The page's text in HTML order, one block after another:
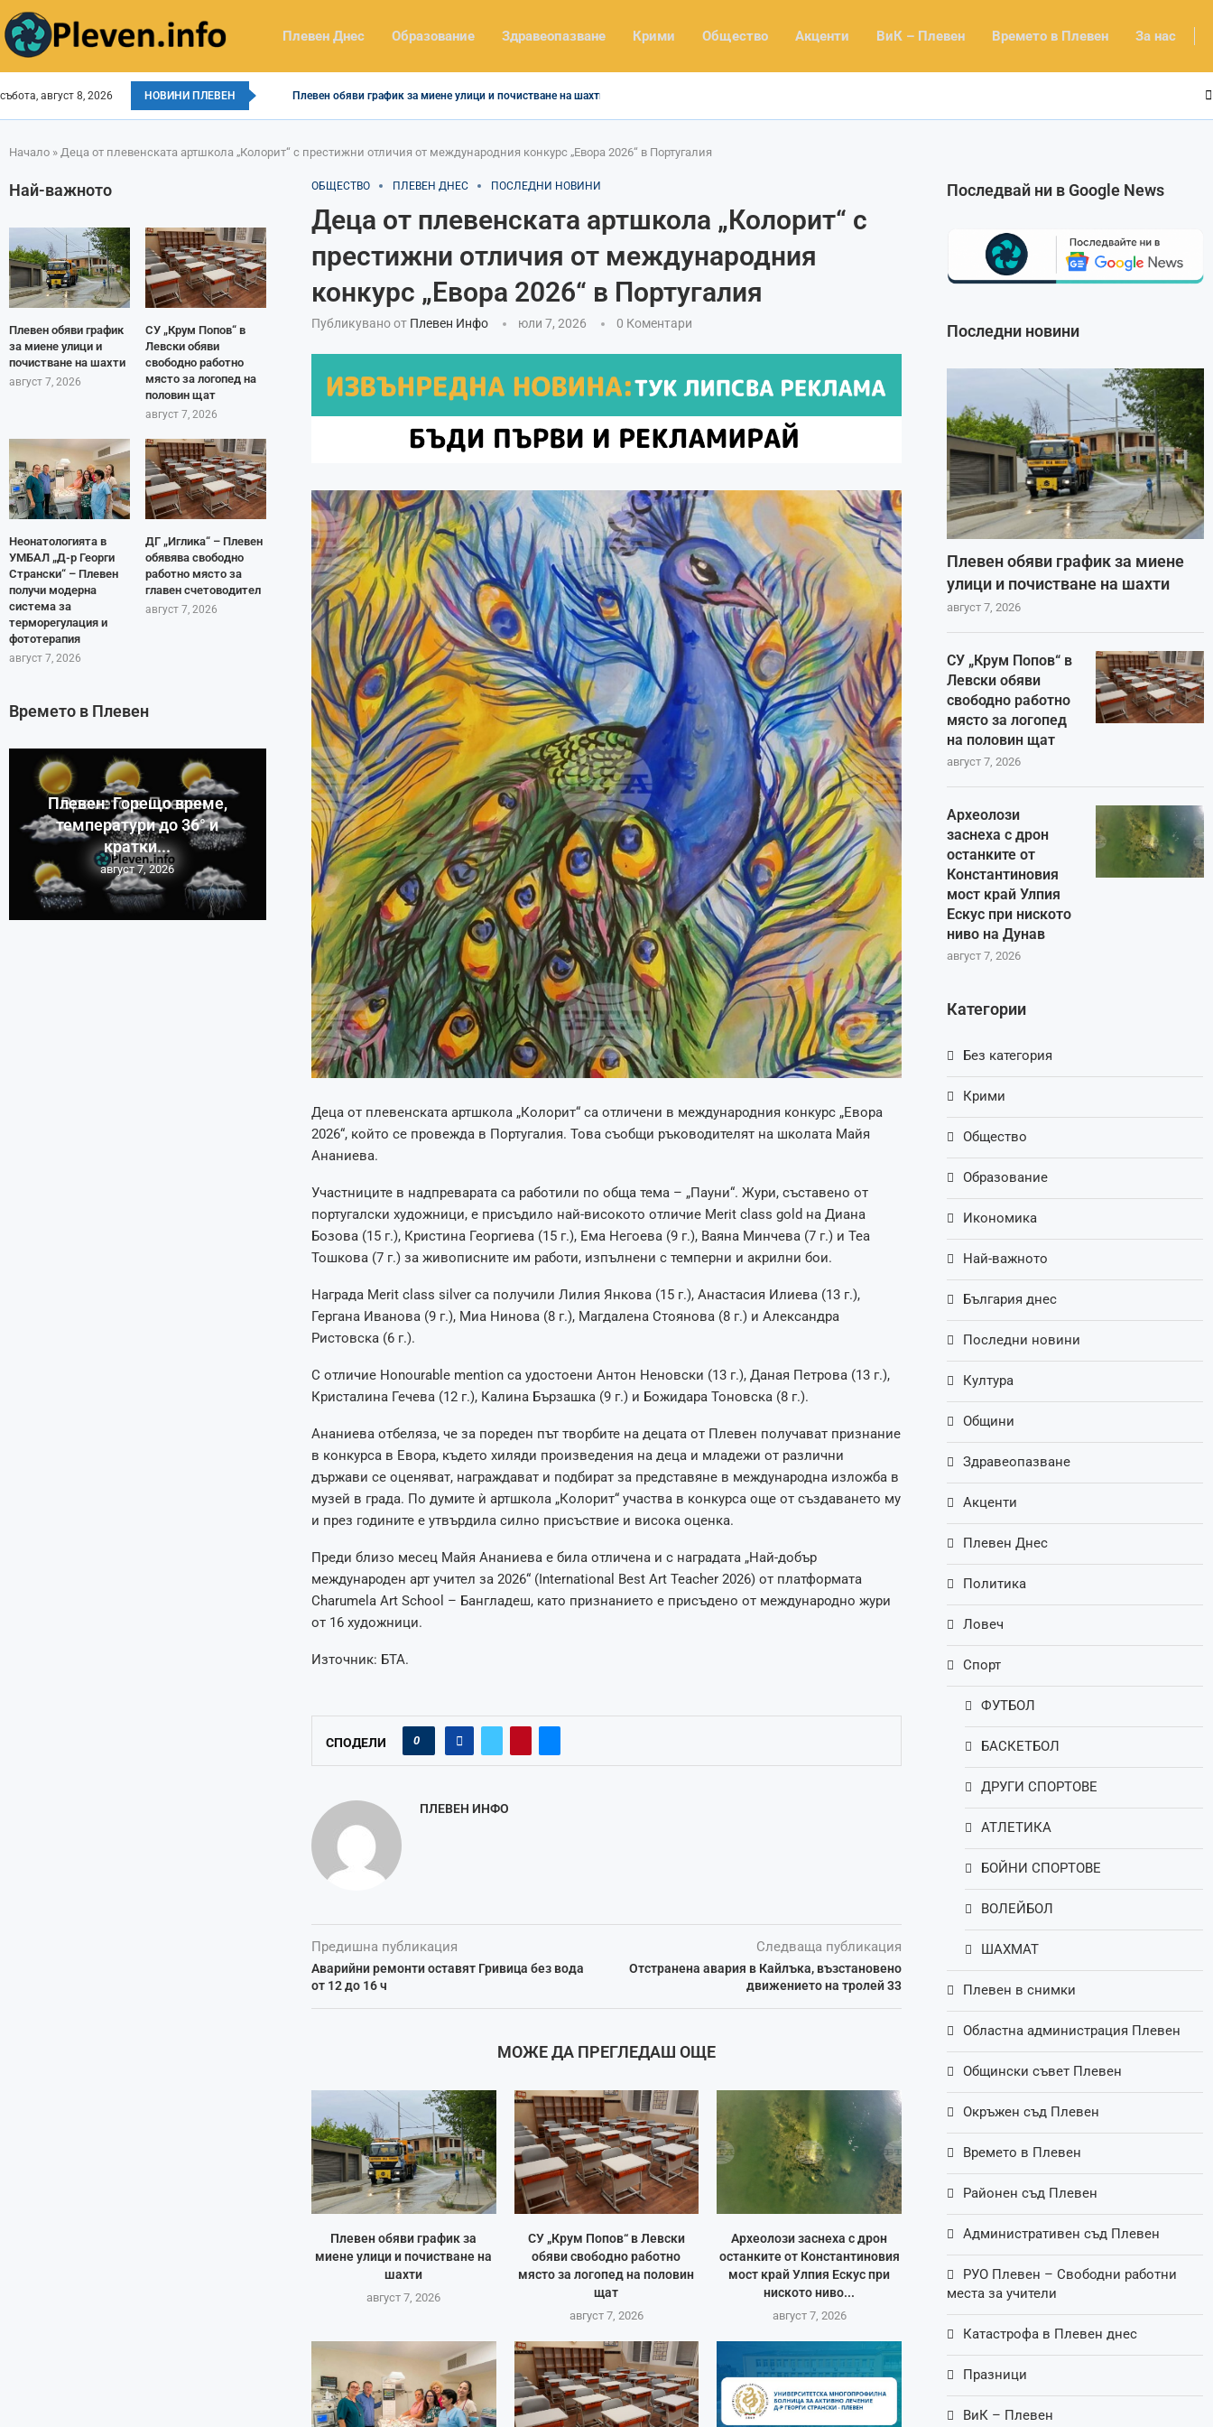
Плевен Днес Образование Здравеопазване Крими Общество Акценти ВиК – Плевен Времето в Плевен За нас
събота, август 8, 2026 НОВИНИ ПЛЕВЕН Плевен обяви график за миене улици и почистване на шахти
Начало » Деца от плевенската артшкола „Колорит“ с престижни отличия от международния конкурс „Евора 2026“ в Португалия
ОБЩЕСТВО ПЛЕВЕН ДНЕС ПОСЛЕДНИ НОВИНИ
Деца от плевенската артшкола „Колорит“ с
престижни отличия от международния
конкурс „Евора 2026“ в Португалия
Публикувано от Плевен Инфо юли 7, 2026 0 Коментари
Деца от плевенската артшкола „Колорит“ са отличени в международния конкурс „Евора
2026“, който се провежда в Португалия. Това съобщи ръководителят на школата Майя
Ананиева.
Участниците в надпреварата са работили по обща тема – „Пауни“. Жури, съставено от
португалски художници, е присъдило най-високото отличие Merit class gold на Диана
Бозова (15 г.), Кристина Георгиева (15 г.), Ема Негоева (9 г.), Ваяна Минчева (7 г.) и Теа
Тошкова (7 г.) за живописните им работи, изпълнени с темперни и акрилни бои.
Награда Merit class silver са получили Лилия Янкова (15 г.), Анастасия Илиева (13 г.),
Гергана Иванова (9 г.), Миа Нинова (8 г.), Магдалена Стоянова (8 г.) и Александра
Ристовска (6 г.).
С отличие Honourable mention са удостоени Антон Неновски (13 г.), Даная Петрова (13 г.),
Кристалина Гечева (12 г.), Калина Бързашка (9 г.) и Божидара Тоновска (8 г.).
Ананиева отбеляза, че за пореден път творбите на децата от Плевен получават признание
в конкурса в Евора, където хиляди произведения на деца и младежи от различни
държави се оценяват, награждават и подбират за представяне в международна изложба в
музей в града. По думите ѝ артшкола „Колорит“ участва в конкурса още от създаването му
и през годините е утвърдила силно присъствие и висока оценка.
Преди близо месец Майя Ананиева е била отличена и с наградата „Най-добър
международен арт учител за 2026“ (International Best Art Teacher 2026) от платформата
Charumela Art School – Бангладеш, като признанието е присъдено от международно жури
от 16 художници.
Източник: БТА.
СПОДЕЛИ 0
ПЛЕВЕН ИНФО
Предишна публикация
Аварийни ремонти оставят Гривица без вода
от 12 до 16 ч
Следваща публикация
Отстранена авария в Кайлъка, възстановено
движението на тролей 33
МОЖЕ ДА ПРЕГЛЕДАШ ОЩЕ
Плевен обяви график за
миене улици и почистване на
шахти
август 7, 2026
СУ „Крум Попов“ в Левски
обяви свободно работно
място за логопед на половин
щат
август 7, 2026
Археолози заснеха с дрон
останките от Константиновия
мост край Улпия Ескус при
ниското ниво...
август 7, 2026
Последвай ни в Google News
Последни новини
Плевен обяви график за миене
улици и почистване на шахти
август 7, 2026
СУ „Крум Попов“ в
Левски обяви
свободно работно
място за логопед
на половин щат
август 7, 2026
Археолози
заснеха с дрон
останките от
Константиновия
мост край Улпия
Ескус при ниското
ниво на Дунав
август 7, 2026
Категории
Без категория
Крими
Общество
Образование
Икономика
Най-важното
България днес
Последни новини
Култура
Общини
Здравеопазване
Акценти
Плевен Днес
Политика
Ловеч
Спорт
ФУТБОЛ
БАСКЕТБОЛ
ДРУГИ СПОРТОВЕ
АТЛЕТИКА
БОЙНИ СПОРТОВЕ
ВОЛЕЙБОЛ
ШАХМАТ
Плевен в снимки
Областна администрация Плевен
Общински съвет Плевен
Окръжен съд Плевен
Времето в Плевен
Районен съд Плевен
Административен съд Плевен
РУО Плевен – Свободни работни
места за учители
Катастрофа в Плевен днес
Празници
ВиК – Плевен
Най-важното
Плевен обяви график
за миене улици и
почистване на шахти
август 7, 2026
СУ „Крум Попов“ в
Левски обяви
свободно работно
място за логопед на
половин щат
август 7, 2026
Неонатологията в
УМБАЛ „Д-р Георги
Странски“ – Плевен
получи модерна
система за
терморегулация и
фототерапия
август 7, 2026
ДГ „Иглика“ – Плевен
обявява свободно
работно място за
главен счетоводител
август 7, 2026
Времето в Плевен
Плевен: Горещо време,
температури до 36° и
кратки...
август 7, 2026